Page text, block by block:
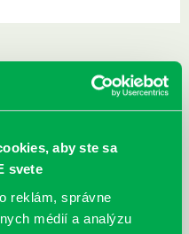
aby ste sa
svete
reklám, správne
médií a analýzu